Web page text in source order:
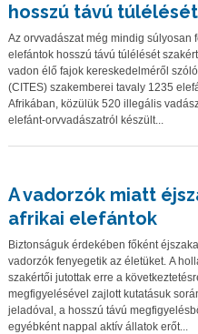
hosszú távú túlélését
Az orvvadászat még mindig súlyosan
elefántok hosszú távú túlélését
vadon élő fajok kereskedelméről
(CITES) szakemberei tavaly 1235
Afrikában, közülük 520 illegális
elefánt-orvvadászatról készült...
A vadorzók miatt
afrikai elefántok
Biztonságuk érdekében főként
vadorzók fenyegetik az életüket. A
szakértői jutottak erre a
megfigyelésével zajlott kutatásuk
jeladóval, a hosszú távú
egyébként nappal aktív állatok erőt...